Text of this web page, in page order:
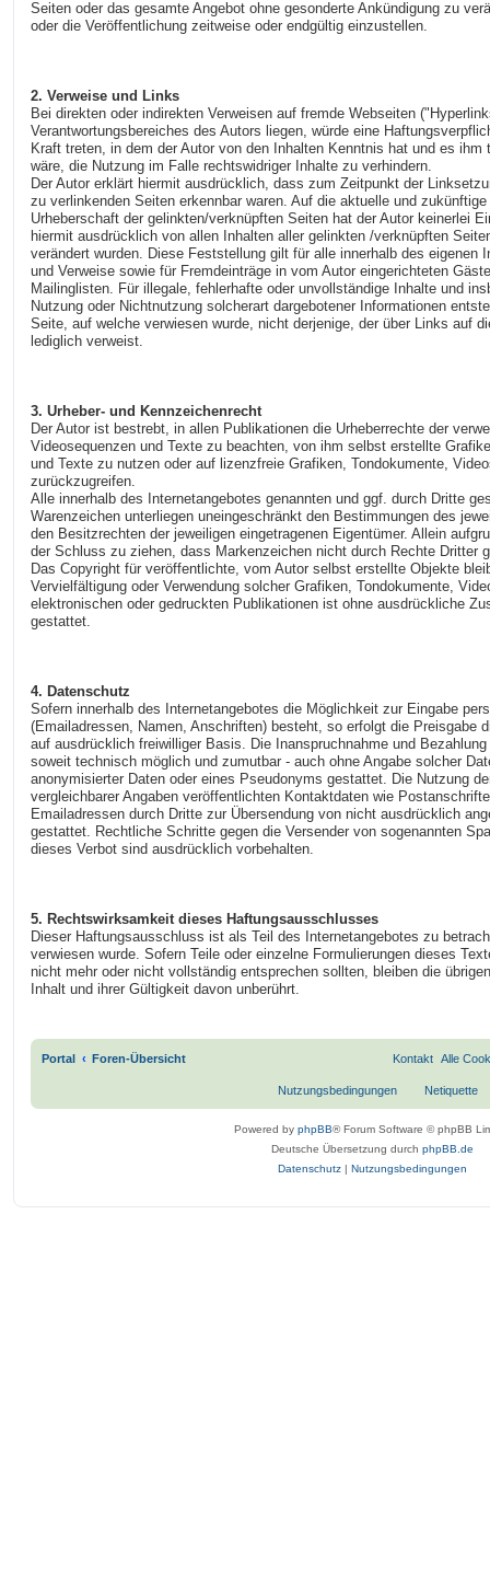
Seiten oder das gesamte Angebot ohne gesonderte Ankündigung zu
oder die Veröffentlichung zeitweise oder endgültig einzustellen.
2. Verweise und Links
Bei direkten oder indirekten Verweisen auf fremde Webseiten
Verantwortungsbereiches des Autors liegen, würde eine
Kraft treten, in dem der Autor von den Inhalten Kenntnis hat und es
wäre, die Nutzung im Falle rechtswidriger Inhalte zu verhindern.
Der Autor erklärt hiermit ausdrücklich, dass zum Zeitpunkt der
zu verlinkenden Seiten erkennbar waren. Auf die aktuelle und
Urheberschaft der gelinkten/verknüpften Seiten hat der Autor keinerlei
hiermit ausdrücklich von allen Inhalten aller gelinkten /verknüpften
verändert wurden. Diese Feststellung gilt für alle innerhalb des eigenen
und Verweise sowie für Fremdeinträge in vom Autor eingerichteten
Mailinglisten. Für illegale, fehlerhafte oder unvollständige Inhalte und
Nutzung oder Nichtnutzung solcherart dargebotener Informationen
Seite, auf welche verwiesen wurde, nicht derjenige, der über Links auf
lediglich verweist.
3. Urheber- und Kennzeichenrecht
Der Autor ist bestrebt, in allen Publikationen die Urheberrechte der
Videosequenzen und Texte zu beachten, von ihm selbst erstellte
und Texte zu nutzen oder auf lizenzfreie Grafiken, Tondokumente,
zurückzugreifen.
Alle innerhalb des Internetangebotes genannten und ggf. durch Dritte
Warenzeichen unterliegen uneingeschränkt den Bestimmungen des
den Besitzrechten der jeweiligen eingetragenen Eigentümer. Allein
der Schluss zu ziehen, dass Markenzeichen nicht durch Rechte Dritter
Das Copyright für veröffentlichte, vom Autor selbst erstellte Objekte
Vervielfältigung oder Verwendung solcher Grafiken, Tondokumente,
elektronischen oder gedruckten Publikationen ist ohne ausdrückliche
gestattet.
4. Datenschutz
Sofern innerhalb des Internetangebotes die Möglichkeit zur Eingabe
(Emailadressen, Namen, Anschriften) besteht, so erfolgt die Preisgabe
auf ausdrücklich freiwilliger Basis. Die Inanspruchnahme und
soweit technisch möglich und zumutbar - auch ohne Angabe solcher
anonymisierter Daten oder eines Pseudonyms gestattet. Die Nutzung
vergleichbarer Angaben veröffentlichten Kontaktdaten wie
Emailadressen durch Dritte zur Übersendung von nicht ausdrücklich
gestattet. Rechtliche Schritte gegen die Versender von sogenannten
dieses Verbot sind ausdrücklich vorbehalten.
5. Rechtswirksamkeit dieses Haftungsausschlusses
Dieser Haftungsausschluss ist als Teil des Internetangebotes zu
verwiesen wurde. Sofern Teile oder einzelne Formulierungen dieses
nicht mehr oder nicht vollständig entsprechen sollten, bleiben die
Inhalt und ihrer Gültigkeit davon unberührt.
Portal Foren-Übersicht Alle
Kontakt
Netiquette
Nutzungsbedingungen
Powered by phpBB® Forum Software © phpBB
Deutsche Übersetzung durch phpBB.de
Datenschutz | Nutzungsbedingungen